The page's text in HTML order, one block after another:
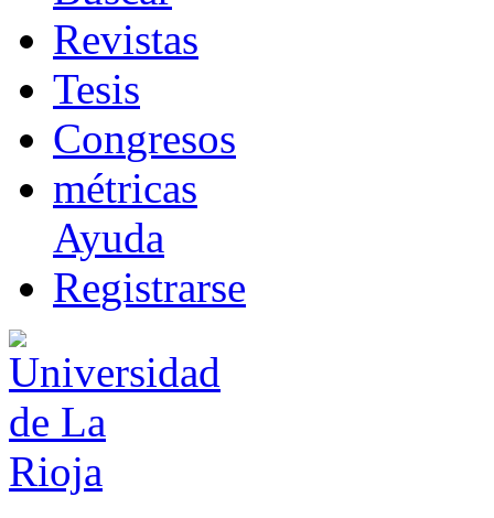
Revistas
Tesis
Congresos
métricas
Ayuda
Registrarse